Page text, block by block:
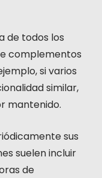
de todos los
complementos
si varios
similar,
mantenido.
sus
suelen incluir
de